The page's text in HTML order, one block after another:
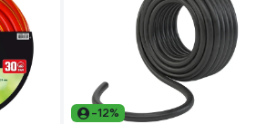
-12%